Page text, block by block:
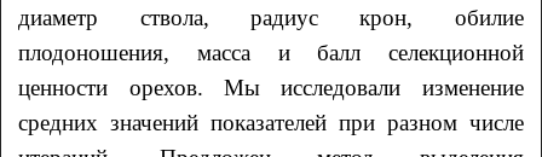
диаметр ствола, радиус крон, обилие
плодоношения, масса и балл селекционной
ценности орехов. Мы исследовали изменение
средних значений показателей при разном числе